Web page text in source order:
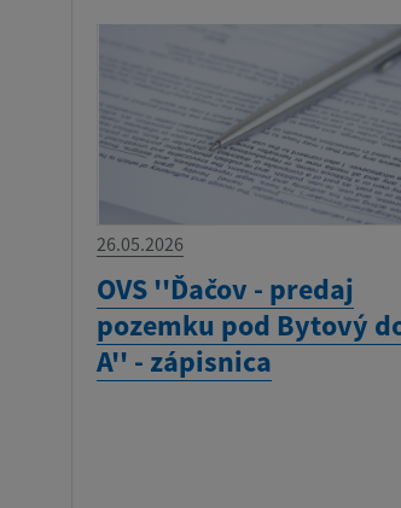
26.05.2026
OVS ''Ďačov - predaj
pozemku pod Bytový
A'' - zápisnica